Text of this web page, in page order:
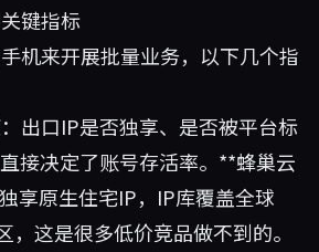
键指标
机来开展批量业务，以下几个指
：出口IP是否独享、是否被平台标
接决定了账号存活率。**蜂巢云
享原生住宅IP，IP库覆盖全球
，这是很多低价竞品做不到的。